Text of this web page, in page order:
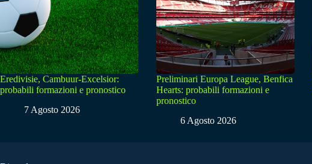
Eredivisie, Cambuur-Excelsior:
probabili formazioni e pronostico
7 Agosto 2026
Preliminari Europa League, Benfica
Hearts: probabili formazioni e
pronostico
6 Agosto 2026